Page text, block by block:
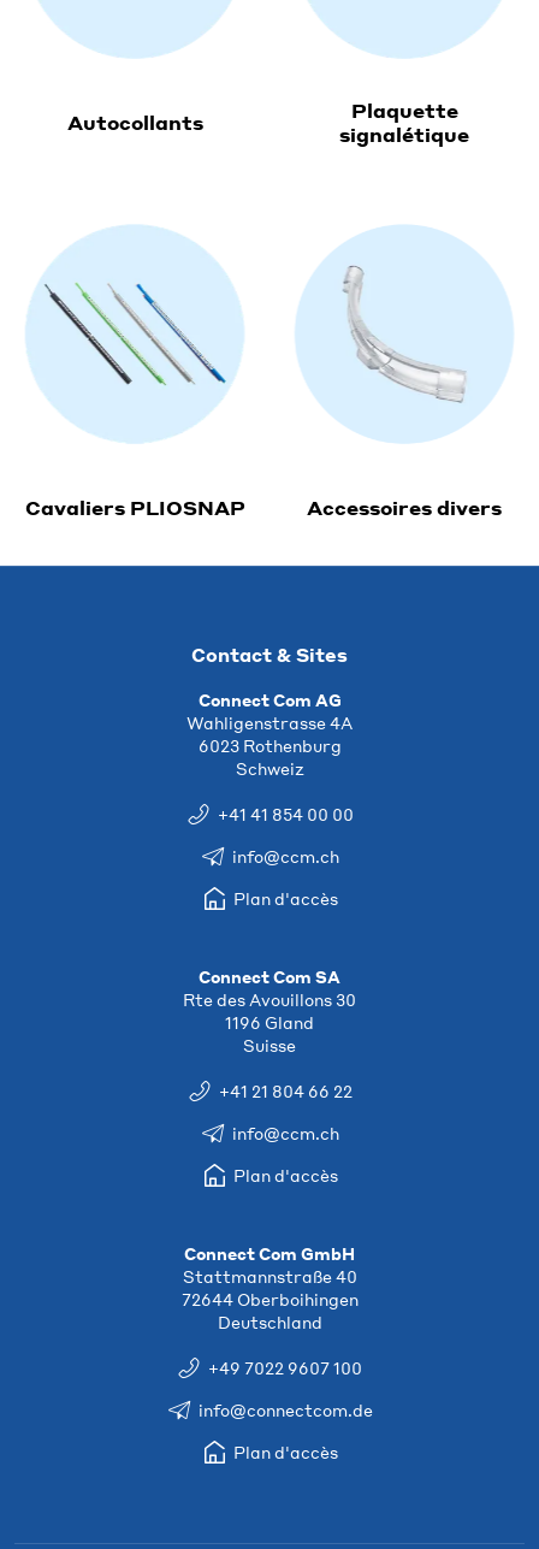
Autocollants
Plaquette
signalétique
Cavaliers PLIOSNAP Accessoires divers
Contact & Sites
Connect Com AG
Wahligenstrasse 4A
6023 Rothenburg
Schweiz
+41 41 854 00 00
info@ccm.ch
Plan d'accès
Connect Com SA
Rte des Avouillons 30
1196 Gland
Suisse
+41 21 804 66 22
info@ccm.ch
Plan d'accès
Connect Com GmbH
Stattmannstraße 40
72644 Oberboihingen
Deutschland
+49 7022 9607 100
info@connectcom.de
Plan d'accès